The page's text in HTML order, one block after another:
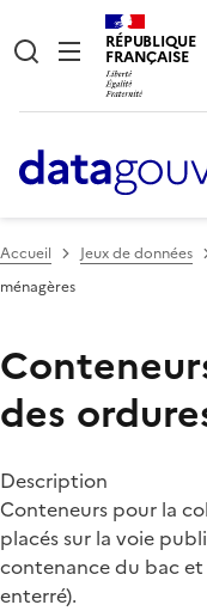
RÉPUBLIQUE
FRANÇAISE
Accueil Jeux de données
ménagères
des
Description
Conteneurs pour la
placés sur la voie
contenance du bac
enterré).